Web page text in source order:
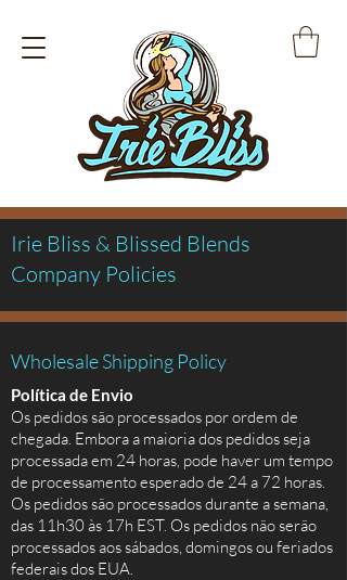
Irie Bliss & Blissed Blends
Company Policies
Wholesale Shipping Policy
Política de Envio
Os pedidos são processados por ordem de
chegada. Embora a maioria dos pedidos seja
processada em 24 horas, pode haver um tempo
de processamento esperado de 24 a 72 horas.
Os pedidos são processados durante a semana,
das 11h30 às 17h EST. Os pedidos não serão
processados aos sábados, domingos ou feriados
federais dos EUA.